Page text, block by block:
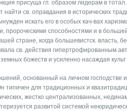
присуща гл. образом лидерам в тотал.
найти св. оправдания в исторических
искать его в особых кач-вах
пророческими способностями и в
стране, когда большевистск. власть,
св. действия гипертрофированным
божеств и усиленно насаждая культ
основанный на личном господстве
типичен для традиционных и
жестко централизованных,
развитой системой